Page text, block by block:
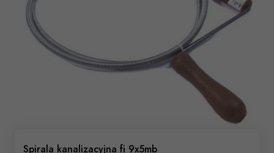
Spirala kanalizacyjna fi 9x5mb